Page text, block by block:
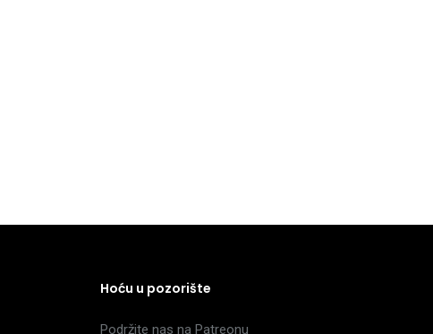
Hoću u pozorište
Podržite nas na Patreonu